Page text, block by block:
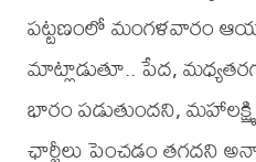
పట్టణంలో మంగళవారం
మాట్లాడుతూ.. పేద,
భారం పడుతుందని,
ఛార్జీలు పెంచడం తగదని